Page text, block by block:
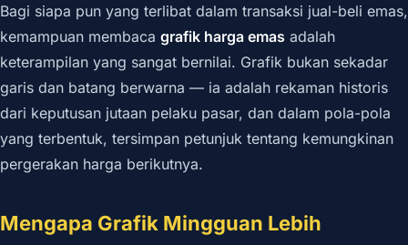
Bagi siapa pun yang terlibat dalam transaksi jual-beli emas,
kemampuan membaca grafik harga emas adalah
keterampilan yang sangat bernilai. Grafik bukan sekadar
garis dan batang berwarna — ia adalah rekaman historis
dari keputusan jutaan pelaku pasar, dan dalam pola-pola
yang terbentuk, tersimpan petunjuk tentang kemungkinan
pergerakan harga berikutnya.
Mengapa Grafik Mingguan Lebih